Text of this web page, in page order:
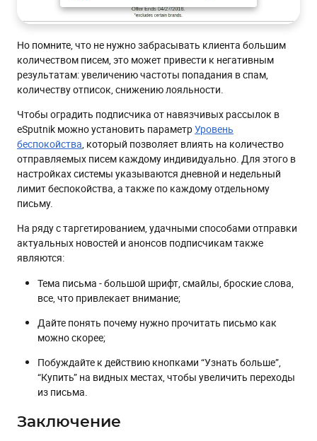
Но помните, что не нужно забрасывать клиента большим
количеством писем, это может привести к негативным
результатам: увеличению частоты попадания в спам,
количеству отписок, снижению лояльности.
Чтобы оградить подписчика от навязчивых рассылок в
eSputnik можно установить параметрУровень
беспокойства , который позволяет влиять на количество
отправляемых писем каждому индивидуально. Для этого в
настройках системы указываются дневной и недельный
лимит беспокойства, а также по каждому отдельному
письму.
На ряду с таргетированием, удачными способами отправки
актуальных новостей и анонсов подписчикам также
являются:
Тема письма - большой шрифт, смайлы, броские слова,
все, что привлекает внимание;
Дайте понять почему нужно прочитать письмо как
можно скорее;
Побуждайте к действию кнопками “Узнать больше”,
“Купить” на видных местах, чтобы увеличить переходы
из письма.
Заключение